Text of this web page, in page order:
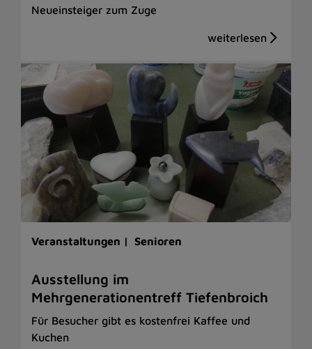
Neueinsteiger zum Zuge
Veranstaltungen | Senioren
Ausstellung im
Mehrgenerationentreff Tiefenbroich
Für Besucher gibt es kostenfrei Kaffee und
Kuchen